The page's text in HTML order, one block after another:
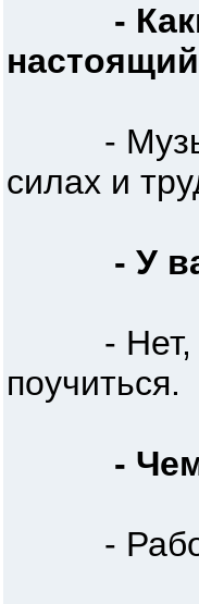
-
-
силах и
- У
- Нет,
поучиться.
-
-